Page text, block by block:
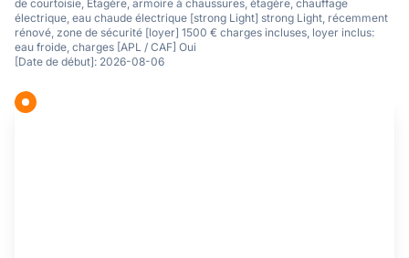
de courtoisie, Etagère, armoire à chaussures, étagère, chauffage
électrique, eau chaude électrique [strong Light] strong Light, récemment
rénové, zone de sécurité [loyer] 1500 € charges incluses, loyer inclus:
eau froide, charges [APL / CAF] Oui
[Date de début]: 2026-08-06